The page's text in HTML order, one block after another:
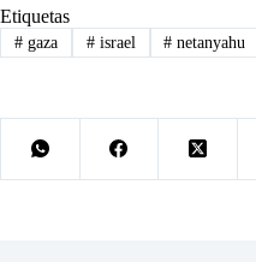
Etiquetas
#gaza #israel # netanyahu